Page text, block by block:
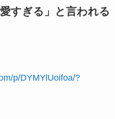
すぎる」と言われる
p/DYMYlUoifoa/?